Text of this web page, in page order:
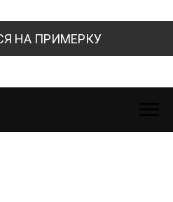
НА ПРИМЕРКУ